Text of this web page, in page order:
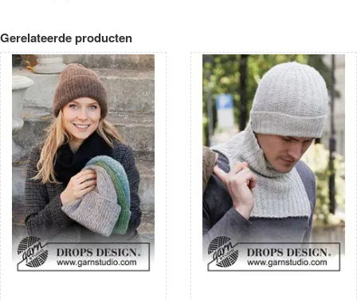
Gerelateerde producten